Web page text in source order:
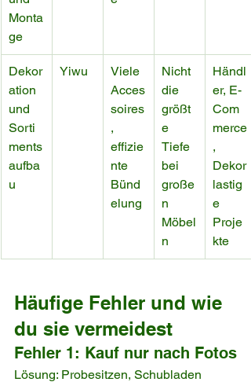
Monta
ge
Dekor
ation
und
Sorti
ments
aufba
u
Yiwu
Viele
Acces
soires
,
effizie
nte
Bünd
elung
Nicht
die
größt
e
Tiefe
bei
große
n
Möbel
n
Händl
er, E-
Com
merce
,
Dekor
lastig
e
Proje
kte
Häufige Fehler und wie
du sie vermeidest
Fehler 1: Kauf nur nach Fotos
Lösung: Probesitzen, Schubladen